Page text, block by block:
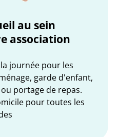
au sein
association
journée pour les
garde d'enfant,
portage de repas.
pour toutes les